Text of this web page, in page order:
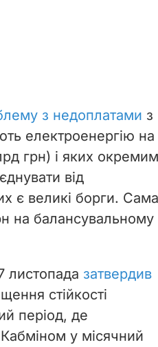
з недоплатами з
електроенергію на
грн) і яких
від
є великі борги. Сама
на балансувальному
листопада затвердив
стійкості
період, де
у місячний